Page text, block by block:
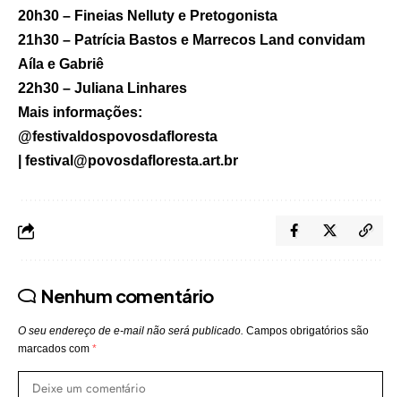
20h30 – Fineias Nelluty e Pretogonista
21h30 – Patrícia Bastos e Marrecos Land convidam
Aíla e Gabriê
22h30 – Juliana Linhares
Mais informações:
@festivaldospovosdafloresta
festival@povosdafloresta.art.br
Nenhum comentário
O seu endereço de e-mail não será publicado. Campos obrigatórios são
marcados com *